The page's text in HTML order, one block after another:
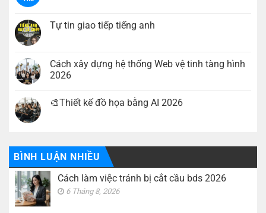
tránh
bị
2026
luận
ở
tồn
trong
thế
bạc
Tự tin giao tiếp tiếng anh
luận
ở
Tự
tiếp
tiếng
Cách xây dựng hệ thống Web vệ tinh tàng hình
2026
bình
hệ
thống
Web
vệ
tinh
tàng
hình
2026
🎨Thiết kế đồ họa bằng AI 2026
ở
🎨
Thiết
kế
họa
bằng
AI
2026
BÌNH LUẬN NHIỀU
Cách làm việc tránh bị cắt cầu bds 2026
6 Tháng 8, 2026